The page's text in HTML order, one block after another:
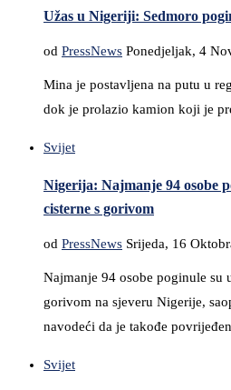
Užas u Nigeriji: Sedmoro
od PressNews Ponedjeljak, 4
Mina je postavljena na putu u
dok je prolazio kamion koji je
Svijet
Nigerija: Najmanje 94 osobe
cisterne s gorivom
od PressNews Srijeda, 16
Najmanje 94 osobe poginule su
gorivom na sjeveru Nigerije,
navodeći da je takođe
Svijet